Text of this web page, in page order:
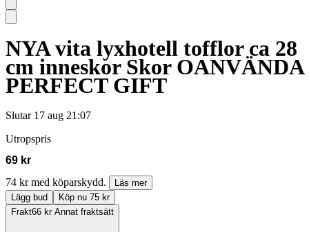
NYA vita lyxhotell tofflor ca 28
cm inneskor Skor OANVÄNDA
PERFECT GIFT
Slutar 17 aug 21:07
Utropspris
69 kr
74 kr med köparskydd.
Läs mer
Lägg bud
Köp nu 75 kr
Frakt66 kr Annat fraktsätt